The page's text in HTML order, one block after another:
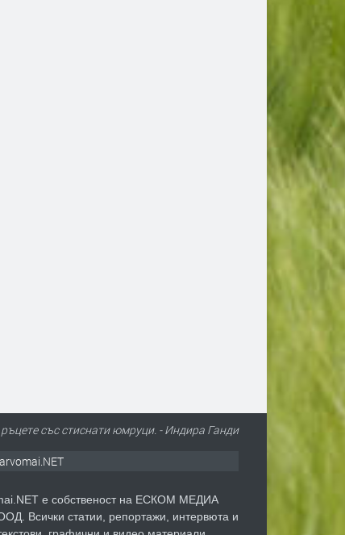
със стиснати юмруци. - Индира Ганди
е собственост на ЕСКОМ МЕДИА
Всички статии, репортажи, интервюта и